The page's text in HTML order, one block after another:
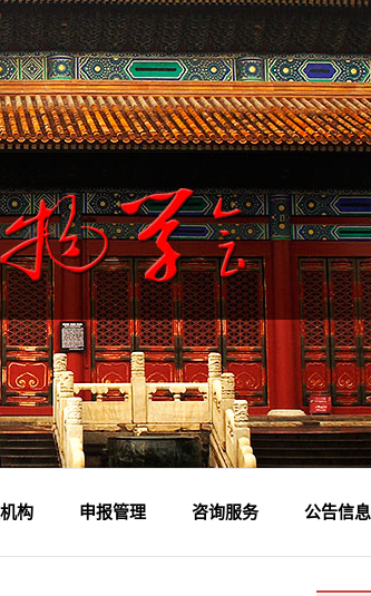
构 申报管理
入会申请
论坛备案
财务管理
咨询服务
会员查询
法律咨询
监制查询
公告信息